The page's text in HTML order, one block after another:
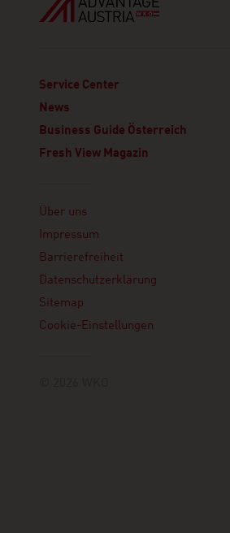
Service Center
News
Business Guide Österreich
Fresh View Magazin
Über uns
Impressum
Barrierefreiheit
Datenschutzerklärung
Sitemap
Cookie-Einstellungen